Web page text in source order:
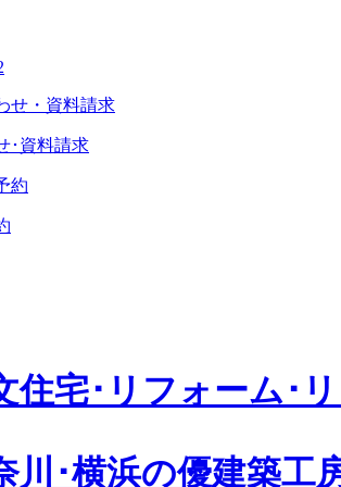
･資料請求
住宅･リフォーム･
川･横浜の優建築工